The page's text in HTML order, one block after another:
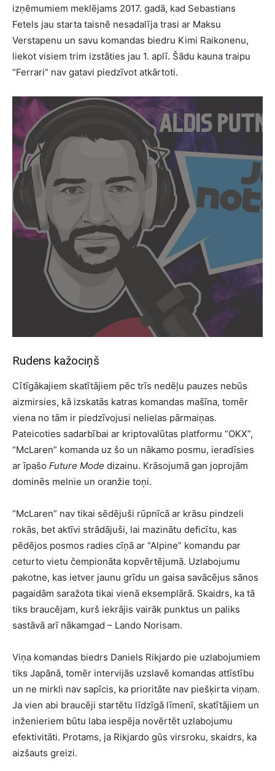
izņēmumiem meklējams 2017. gadā, kad Sebastians
Fetels jau starta taisnē nesadalīja trasi ar Maksu
Verstapenu un savu komandas biedru Kimi Raikonenu,
liekot visiem trim izstāties jau 1. aplī. Šādu kauna traipu
“Ferrari” nav gatavi piedzīvot atkārtoti.
Rudens kažociņš
Cītīgākajiem skatītājiem pēc trīs nedēļu pauzes nebūs
aizmirsies, kā izskatās katras komandas mašīna, tomēr
viena no tām ir piedzīvojusi nelielas pārmaiņas.
Pateicoties sadarbībai ar kriptovalūtas platformu “OKX”,
“McLaren” komanda uz šo un nākamo posmu, ieradīsies
ar īpašo Future Mode dizainu. Krāsojumā gan joprojām
dominēs melnie un oranžie toņi.
“McLaren” nav tikai sēdējuši rūpnīcā ar krāsu pindzeli
rokās, bet aktīvi strādājuši, lai mazinātu deficītu, kas
pēdējos posmos radies cīņā ar “Alpine” komandu par
ceturto vietu čempionāta kopvērtējumā. Uzlabojumu
pakotne, kas ietver jaunu grīdu un gaisa savācējus sānos
pagaidām saražota tikai vienā eksemplārā. Skaidrs, ka tā
tiks braucējam, kurš iekrājis vairāk punktus un paliks
sastāvā arī nākamgad – Lando Norisam.
Viņa komandas biedrs Daniels Rikjardo pie uzlabojumiem
tiks Japānā, tomēr intervijās uzslavē komandas attīstību
un ne mirkli nav sapīcis, ka prioritāte nav piešķirta viņam.
Ja vien abi braucēji startētu līdzīgā līmenī, skatītājiem un
inženieriem būtu laba iespēja novērtēt uzlabojumu
efektivitāti. Protams, ja Rikjardo gūs virsroku, skaidrs, ka
aizšauts greizi.